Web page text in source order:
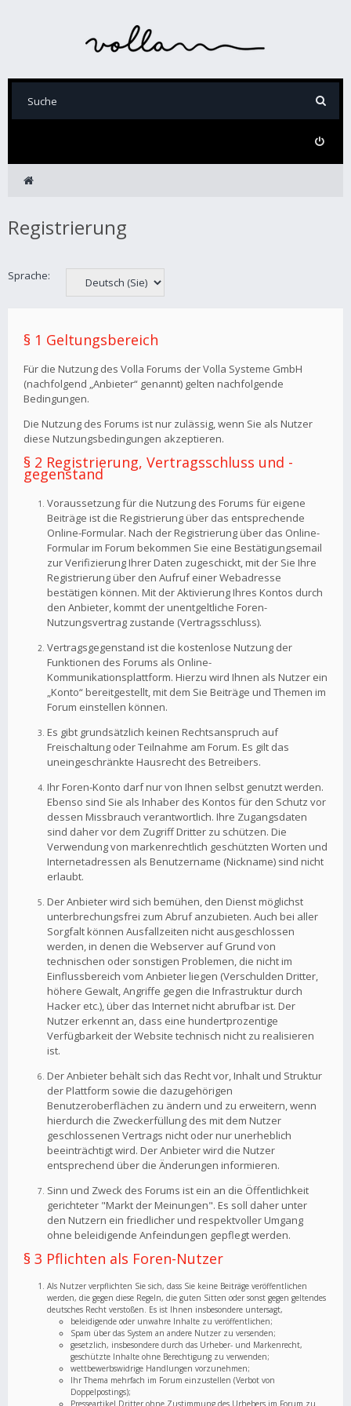
Registrierung
Sprache:
§ 1 Geltungsbereich
Für die Nutzung des Volla Forums der Volla Systeme GmbH
(nachfolgend „Anbieter“ genannt) gelten nachfolgende
Bedingungen.
Die Nutzung des Forums ist nur zulässig, wenn Sie als Nutzer
diese Nutzungsbedingungen akzeptieren.
§ 2 Registrierung, Vertragsschluss und -
gegenstand
Voraussetzung für die Nutzung des Forums für eigene
Beiträge ist die Registrierung über das entsprechende
Online-Formular. Nach der Registrierung über das Online-
Formular im Forum bekommen Sie eine Bestätigungsemail
zur Verifizierung Ihrer Daten zugeschickt, mit der Sie Ihre
Registrierung über den Aufruf einer Webadresse
bestätigen können. Mit der Aktivierung Ihres Kontos durch
den Anbieter, kommt der unentgeltliche Foren-
Nutzungsvertrag zustande (Vertragsschluss).
Vertragsgegenstand ist die kostenlose Nutzung der
Funktionen des Forums als Online-
Kommunikationsplattform. Hierzu wird Ihnen als Nutzer ein
„Konto“ bereitgestellt, mit dem Sie Beiträge und Themen im
Forum einstellen können.
Es gibt grundsätzlich keinen Rechtsanspruch auf
Freischaltung oder Teilnahme am Forum. Es gilt das
uneingeschränkte Hausrecht des Betreibers.
Ihr Foren-Konto darf nur von Ihnen selbst genutzt werden.
Ebenso sind Sie als Inhaber des Kontos für den Schutz vor
dessen Missbrauch verantwortlich. Ihre Zugangsdaten
sind daher vor dem Zugriff Dritter zu schützen. Die
Verwendung von markenrechtlich geschützten Worten und
Internetadressen als Benutzername (Nickname) sind nicht
erlaubt.
Der Anbieter wird sich bemühen, den Dienst möglichst
unterbrechungsfrei zum Abruf anzubieten. Auch bei aller
Sorgfalt können Ausfallzeiten nicht ausgeschlossen
werden, in denen die Webserver auf Grund von
technischen oder sonstigen Problemen, die nicht im
Einflussbereich vom Anbieter liegen (Verschulden Dritter,
höhere Gewalt, Angriffe gegen die Infrastruktur durch
Hacker etc.), über das Internet nicht abrufbar ist. Der
Nutzer erkennt an, dass eine hundertprozentige
Verfügbarkeit der Website technisch nicht zu realisieren
ist.
Der Anbieter behält sich das Recht vor, Inhalt und Struktur
der Plattform sowie die dazugehörigen
Benutzeroberflächen zu ändern und zu erweitern, wenn
hierdurch die Zweckerfüllung des mit dem Nutzer
geschlossenen Vertrags nicht oder nur unerheblich
beeinträchtigt wird. Der Anbieter wird die Nutzer
entsprechend über die Änderungen informieren.
Sinn und Zweck des Forums ist ein an die Öffentlichkeit
gerichteter "Markt der Meinungen". Es soll daher unter
den Nutzern ein friedlicher und respektvoller Umgang
ohne beleidigende Anfeindungen gepflegt werden.
§ 3 Pflichten als Foren-Nutzer
Als Nutzer verpflichten Sie sich, dass Sie keine Beiträge veröffentlichen
werden, die gegen diese Regeln, die guten Sitten oder sonst gegen geltendes
deutsches Recht verstoßen. Es ist Ihnen insbesondere untersagt,
beleidigende oder unwahre Inhalte zu veröffentlichen;
Spam über das System an andere Nutzer zu versenden;
gesetzlich, insbesondere durch das Urheber- und Markenrecht,
geschützte Inhalte ohne Berechtigung zu verwenden;
wettbewerbswidrige Handlungen vorzunehmen;
Ihr Thema mehrfach im Forum einzustellen (Verbot von
Doppelpostings);
Presseartikel Dritter ohne Zustimmung des Urhebers im Forum zu